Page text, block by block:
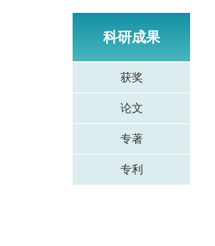
科研成果
获奖
论文
专著
专利